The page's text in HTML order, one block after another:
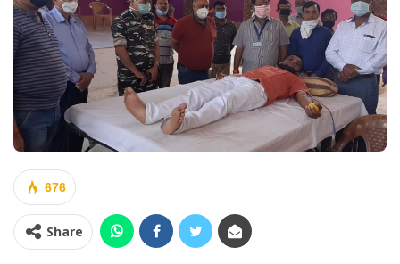
676
Share